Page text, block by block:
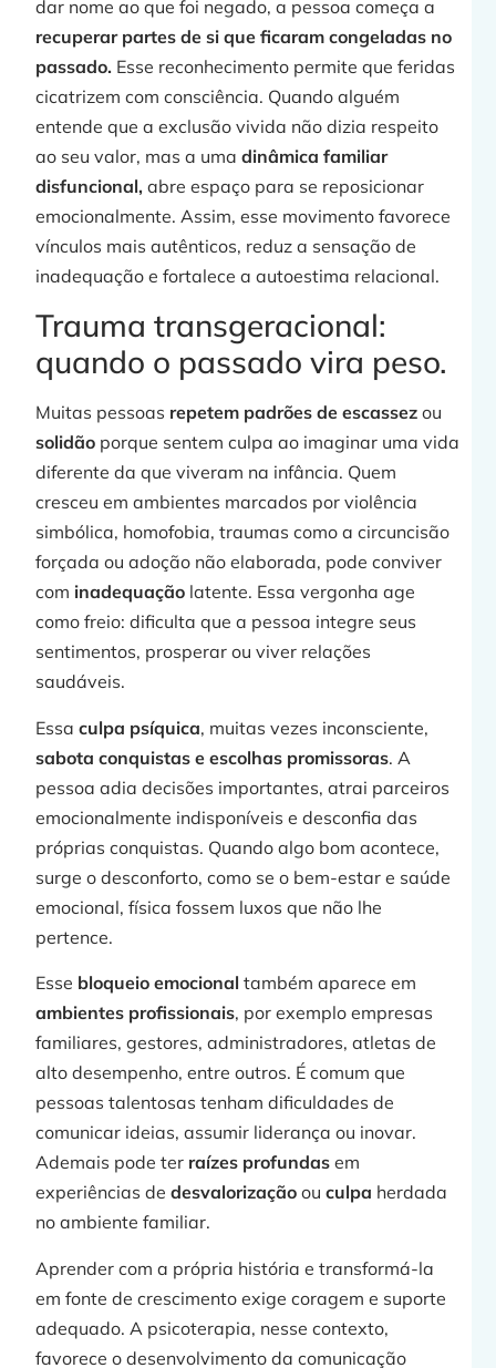
dar nome ao que foi negado, a pessoa começa a
recuperar partes de si que ficaram congeladas no
passado. Esse reconhecimento permite que feridas
cicatrizem com consciência. Quando alguém
entende que a exclusão vivida não dizia respeito
ao seu valor, mas a uma dinâmica familiar
disfuncional,abre espaço para se reposicionar
emocionalmente. Assim, esse movimento favorece
vínculos mais autênticos, reduz a sensação de
inadequação e fortalece a autoestima relacional.
Trauma transgeracional:
quando o passado vira peso.
Muitas pessoas repetem padrões de escassez ou
solidão porque sentem culpa ao imaginar uma vida
diferente da que viveram na infância. Quem
cresceu em ambientes marcados por violência
simbólica, homofobia, traumas como a circuncisão
forçada ou adoção não elaborada, pode conviver
com inadequação latente. Essa vergonha age
como freio: dificulta que a pessoa integre seus
sentimentos, prosperar ou viver relações
saudáveis.
Essa culpa psíquica, muitas vezes inconsciente,
sabota conquistas e escolhas promissoras. A
pessoa adia decisões importantes, atrai parceiros
emocionalmente indisponíveis e desconfia das
próprias conquistas. Quando algo bom acontece,
surge o desconforto, como se o bem-estar e saúde
emocional, física fossem luxos que não lhe
pertence.
Esse bloqueio emocional também aparece em
ambientes profissionais, por exemplo empresas
familiares, gestores, administradores, atletas de
alto desempenho, entre outros. É comum que
pessoas talentosas tenham dificuldades de
comunicar ideias, assumir liderança ou inovar.
Ademais pode ter raízes profundas em
experiências dedesvalorização ouculpa herdada
no ambiente familiar.
Aprender com a própria história e transformá-la
em fonte de crescimento exige coragem e suporte
adequado. A psicoterapia, nesse contexto,
favorece o desenvolvimento da comunicação